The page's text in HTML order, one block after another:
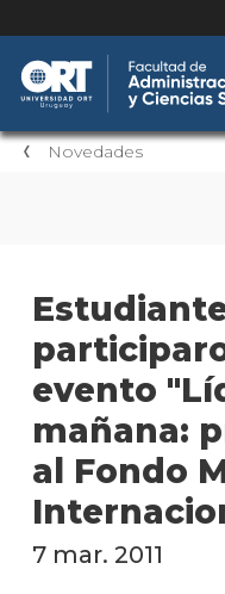
Novedades
evento
mañana:
al Fondo
7 mar. 2011